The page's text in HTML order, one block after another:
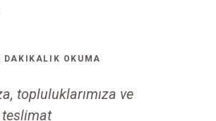
DAKIKALIK OKUMA
topluluklarımıza ve